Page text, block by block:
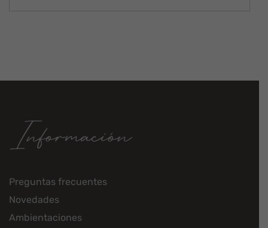
Información
Preguntas frecuentes
Novedades
Ambientaciones